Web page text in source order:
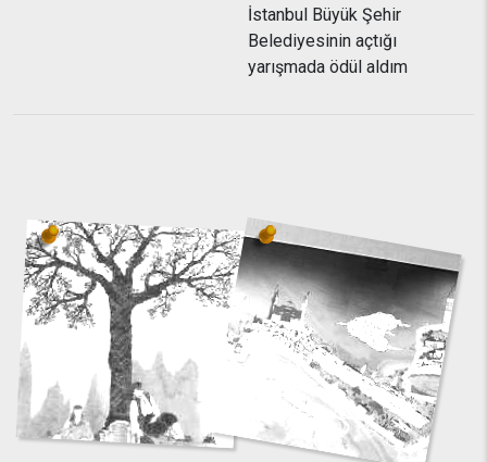
İstanbul Büyük Şehir
Belediyesinin açtığı
yarışmada ödül aldım